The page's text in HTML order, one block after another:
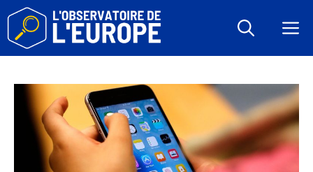
Aller
contenu